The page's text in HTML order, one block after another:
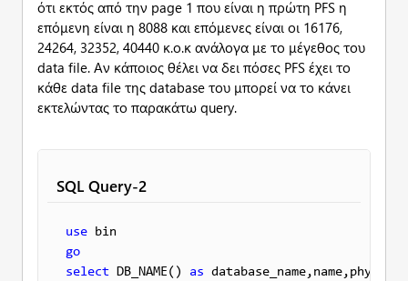
ότι εκτός από την page 1 που είναι η πρώτη PFS η
επόμενη είναι η 8088 και επόμενες είναι οι 16176,
24264, 32352, 40440 κ.ο.κ ανάλογα με το μέγεθος του
data file. Αν κάποιος θέλει να δει πόσες PFS έχει το
κάθε data file της database του μπορεί να το κάνει
εκτελώντας το παρακάτω query.
SQL Query-2
use
go
select DB_NAME() as